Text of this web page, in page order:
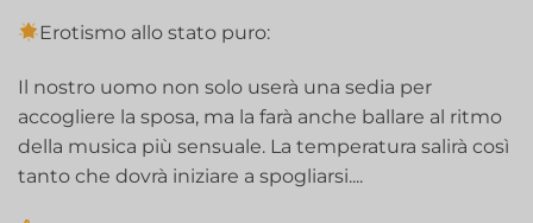
Erotismo allo stato puro:
Il nostro uomo non solo userà una sedia per
accogliere la sposa, ma la farà anche ballare al ritmo
della musica più sensuale. La temperatura salirà così
tanto che dovrà iniziare a spogliarsi....